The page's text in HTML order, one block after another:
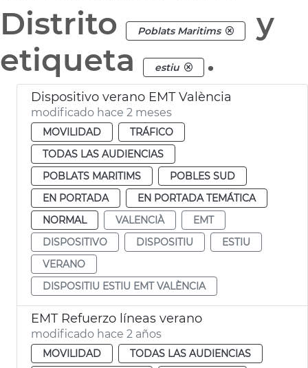
Distrito
Poblats Maritims
y
etiqueta
estiu .
Dispositivo verano EMT València
modificado hace 2 meses
MOVILIDAD
TRÁFICO
TODAS LAS AUDIENCIAS
POBLATS MARITIMS
POBLES SUD
EN PORTADA
EN PORTADA TEMÁTICA
NORMAL
VALENCIÀ
EMT
DISPOSITIVO
DISPOSITIU
ESTIU
VERANO
DISPOSITIU ESTIU EMT VALÈNCIA
EMT Refuerzo líneas verano
modificado hace 2 años
MOVILIDAD
TODAS LAS AUDIENCIAS